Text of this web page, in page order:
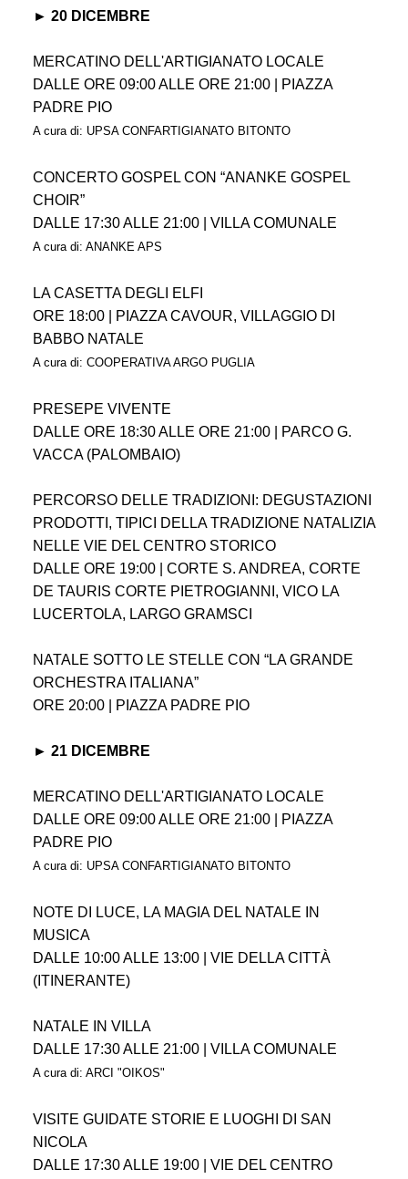
► 20 DICEMBRE
MERCATINO DELL'ARTIGIANATO LOCALE
DALLE ORE 09:00 ALLE ORE 21:00 | PIAZZA
PADRE PIO
A cura di: UPSA CONFARTIGIANATO BITONTO
CONCERTO GOSPEL CON “ANANKE GOSPEL
CHOIR”
DALLE 17:30 ALLE 21:00 | VILLA COMUNALE
A cura di: ANANKE APS
LA CASETTA DEGLI ELFI
ORE 18:00 | PIAZZA CAVOUR, VILLAGGIO DI
BABBO NATALE
A cura di: COOPERATIVA ARGO PUGLIA
PRESEPE VIVENTE
DALLE ORE 18:30 ALLE ORE 21:00 | PARCO G.
VACCA (PALOMBAIO)
PERCORSO DELLE TRADIZIONI: DEGUSTAZIONI
PRODOTTI, TIPICI DELLA TRADIZIONE NATALIZIA
NELLE VIE DEL CENTRO STORICO
DALLE ORE 19:00 | CORTE S. ANDREA, CORTE
DE TAURIS CORTE PIETROGIANNI, VICO LA
LUCERTOLA, LARGO GRAMSCI
NATALE SOTTO LE STELLE CON “LA GRANDE
ORCHESTRA ITALIANA”
ORE 20:00 | PIAZZA PADRE PIO
► 21 DICEMBRE
MERCATINO DELL'ARTIGIANATO LOCALE
DALLE ORE 09:00 ALLE ORE 21:00 | PIAZZA
PADRE PIO
A cura di: UPSA CONFARTIGIANATO BITONTO
NOTE DI LUCE, LA MAGIA DEL NATALE IN
MUSICA
DALLE 10:00 ALLE 13:00 | VIE DELLA CITTÀ
(ITINERANTE)
NATALE IN VILLA
DALLE 17:30 ALLE 21:00 | VILLA COMUNALE
A cura di: ARCI "OIKOS"
VISITE GUIDATE STORIE E LUOGHI DI SAN
NICOLA
DALLE 17:30 ALLE 19:00 | VIE DEL CENTRO